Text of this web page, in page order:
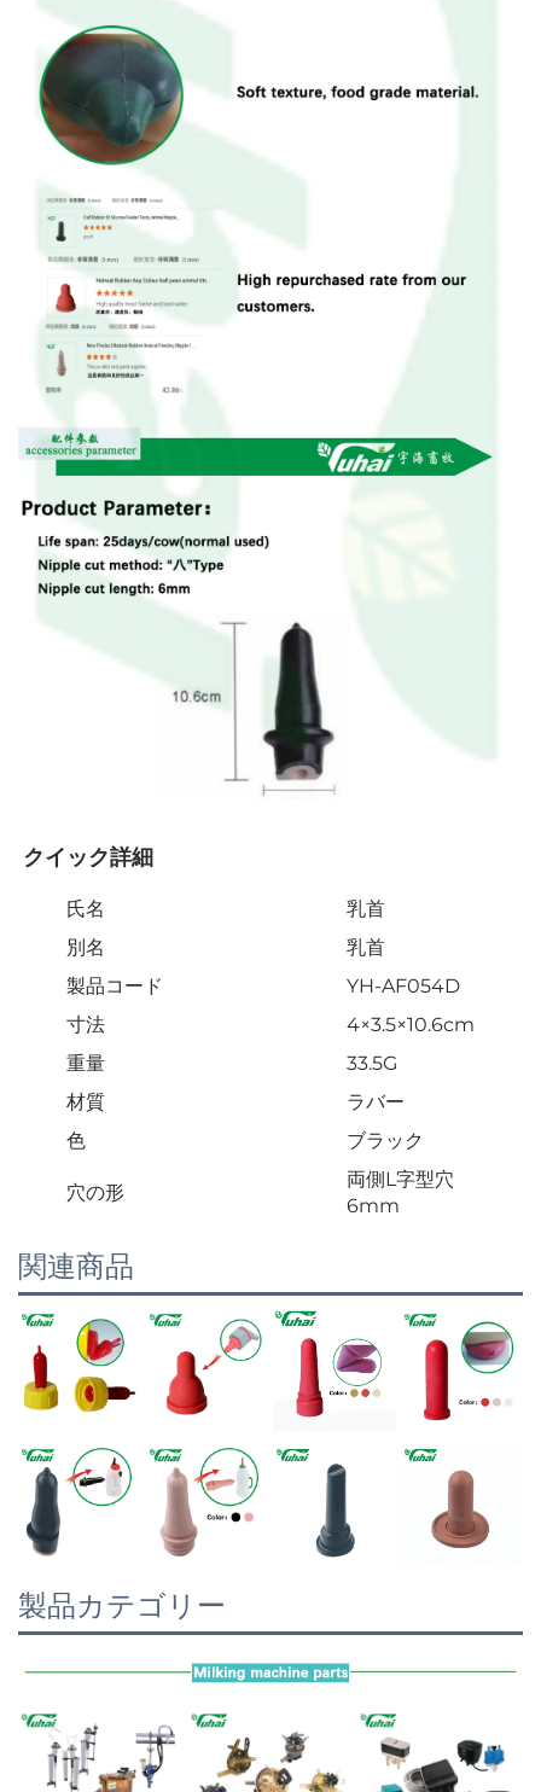
クイック詳細
氏名
乳首
別名
乳首
製品コード
YH-AF054D
寸法
4×3.5×10.6cm
重量
33.5G
材質
ラバー
色
ブラック
穴の形
両側L字型穴
6mm
関連商品
製品カテゴリー